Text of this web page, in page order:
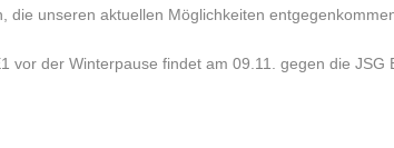
die unseren aktuellen Möglichkeiten
vor der Winterpause findet am 09.11. gegen die JSG